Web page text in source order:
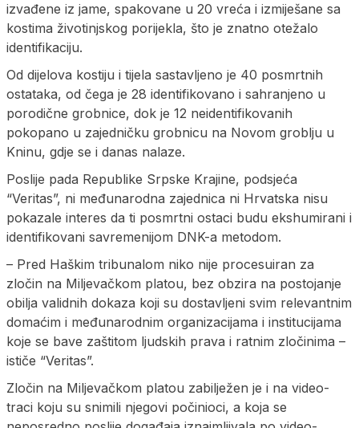
izvađene iz jame, spakovane u 20 vreća i izmiješane sa
kostima životinjskog porijekla, što je znatno otežalo
identifikaciju.
Od dijelova kostiju i tijela sastavljeno je 40 posmrtnih
ostataka, od čega je 28 identifikovano i sahranjeno u
porodične grobnice, dok je 12 neidentifikovanih
pokopano u zajedničku grobnicu na Novom groblju u
Kninu, gdje se i danas nalaze.
Poslije pada Republike Srpske Krajine, podsjeća
“Veritas”, ni međunarodna zajednica ni Hrvatska nisu
pokazale interes da ti posmrtni ostaci budu ekshumirani i
identifikovani savremenijom DNK-a metodom.
– Pred Haškim tribunalom niko nije procesuiran za
zločin na Miljevačkom platou, bez obzira na postojanje
obilja validnih dokaza koji su dostavljeni svim relevantnim
domaćim i međunarodnim organizacijama i institucijama
koje se bave zaštitom ljudskih prava i ratnim zločinima –
ističe “Veritas”.
Zločin na Miljevačkom platou zabilježen je i na video-
traci koju su snimili njegovi počinioci, a koja se